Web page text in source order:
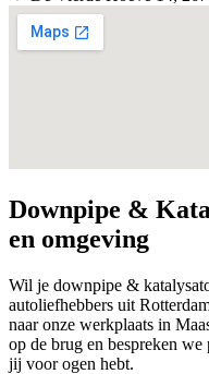
Downpipe &
en omgeving
Wil je downpipe &
autoliefhebbers uit
naar onze werkplaats in
op de brug en bespreken
jij voor ogen hebt.